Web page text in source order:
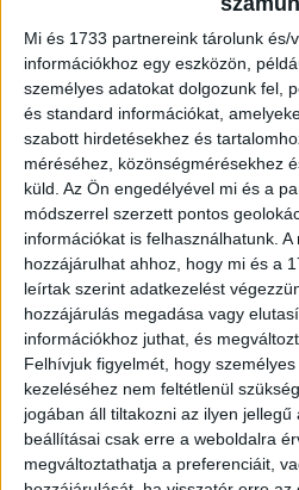
Mi és 1733 partnereink tárolunk és/
információkhoz egy eszközön,
személyes adatokat dolgozunk fel,
és standard információkat,
szabott hirdetésekhez és
méréséhez, közönségmérésekhez
küld. Az Ön engedélyével mi és a
módszerrel szerzett pontos
információkat is felhasználhatunk.
hozzájárulhat ahhoz, hogy mi és a
leírtak szerint adatkezelést
hozzájárulás megadása vagy
információkhoz juthat, és
Felhívjuk figyelmét, hogy
kezeléséhez nem feltétlenül
jogában áll tiltakozni az ilyen jellegű
beállításai csak erre a weboldalra
megváltoztathatja a preferenciáit,
munkakeresők: kérdések
készítésével és a cég
állásinterjúra a jelentkezők,
Nem a SZÉP kártyával
motiválni az
Kutatás 2023. október 10.
A munkavállalók és a